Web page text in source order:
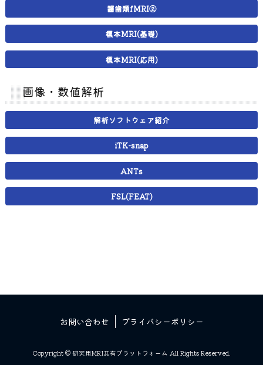
齧歯類fMRI②
標本MRI(基礎)
標本MRI(応用)
画像・数値解析
解析ソフトウェア紹介
iTK-snap
ANTs
FSL(FEAT)
お問い合わせ プライバシーポリシー
Copyright © 研究用MRI共有プラットフォーム All Rights Reserved.